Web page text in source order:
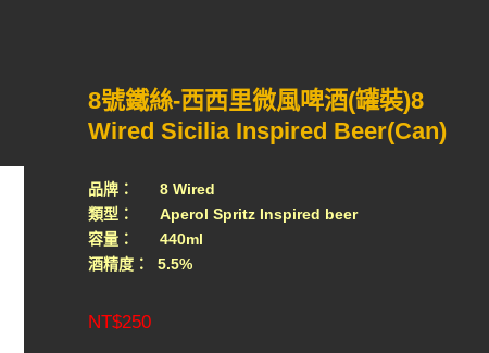
8號鐵絲-西西里微風啤酒(罐裝)8
Wired Sicilia Inspired Beer(Can)
品牌： 8 Wired
類型： Aperol Spritz Inspired beer
容量： 440ml
酒精度： 5.5%
NT$250